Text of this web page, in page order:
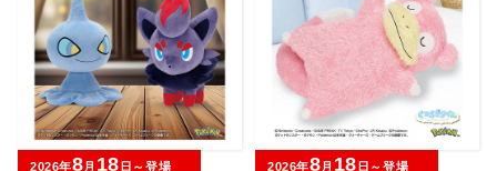
2026年8月 18 日～登場 2026年8月 18 日～登場